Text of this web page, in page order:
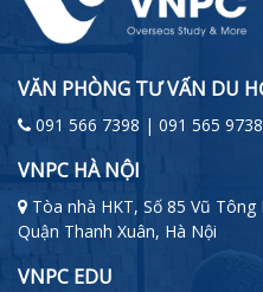
VĂN PHÒNG TƯ VẤN DU
091 566 7398 | 091 565
VNPC HÀ NỘI
Tòa nhà HKT, Số 85 Vũ
Quận Thanh Xuân, Hà Nội
VNPC EDU